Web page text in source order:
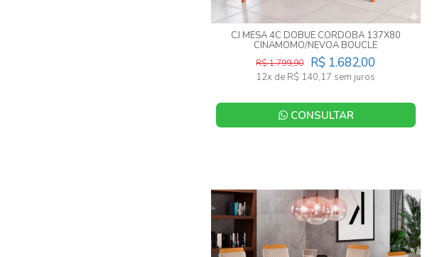
CJ MESA 4C DOBUE CORDOBA 137X80
CINAMOMO/NEVOA BOUCLE
R$ 1.682,00
R$ 1.799,90
12x de R$ 140,17 sem juros
CONSULTAR